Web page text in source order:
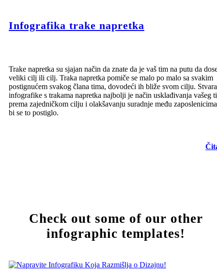
Infografika trake napretka
Trake napretka su sjajan način da znate da je vaš tim na putu da
veliki cilj ili cilj. Traka napretka pomiče se malo po malo sa svakim
postignućem svakog člana tima, dovodeći ih bliže svom cilju.
infografike s trakama napretka najbolji je način usklađivanja vašeg
prema zajedničkom cilju i olakšavanju suradnje među
bi se to postiglo.
Check out some of our other
infographic templates!